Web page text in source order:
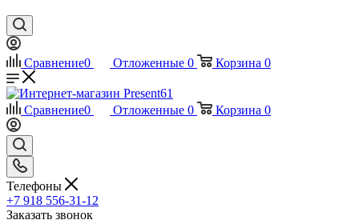
Сравнение0 Отложенные 0 Корзина 0
Сравнение0 Отложенные 0 Корзина 0
Телефоны
+7 918 556-31-12
Заказать звонок